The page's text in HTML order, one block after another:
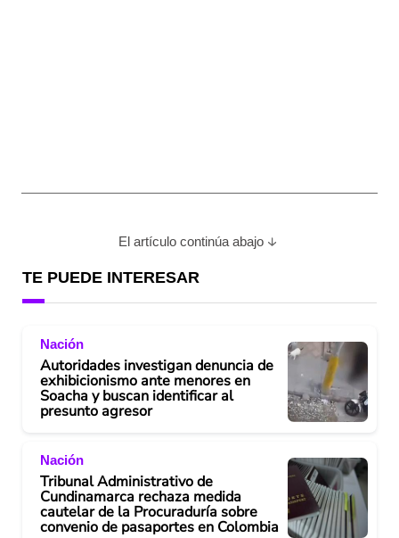
El artículo continúa abajo
TE PUEDE INTERESAR
Nación
Autoridades investigan denuncia de
exhibicionismo ante menores en
Soacha y buscan identificar al
presunto agresor
Nación
Tribunal Administrativo de
Cundinamarca rechaza medida
cautelar de la Procuraduría sobre
convenio de pasaportes en Colombia